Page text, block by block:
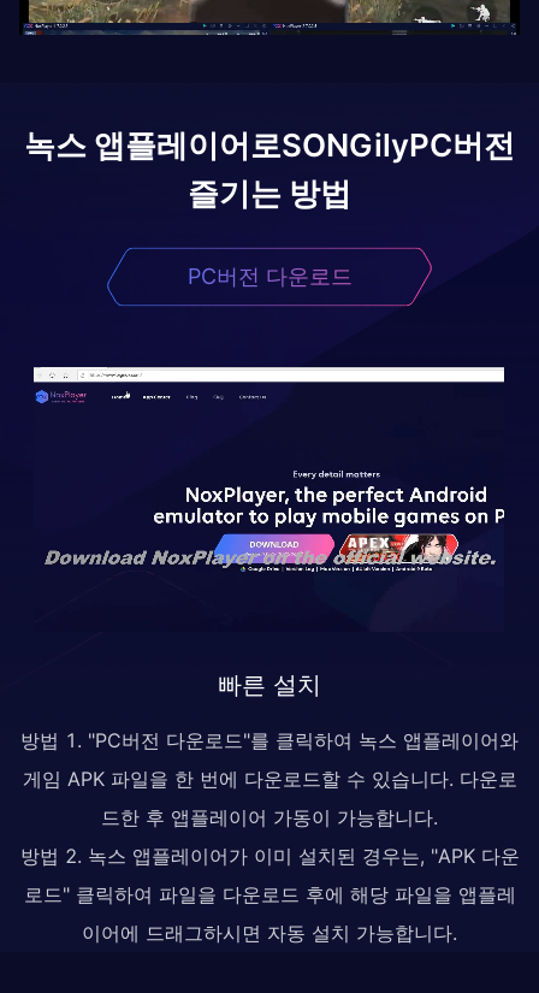
녹스 앱플레이어로SONGilyPC버전
즐기는 방법
PC버전 다운로드
빠른 설치
방법 1. "PC버전 다운로드"를 클릭하여 녹스 앱플레이어와
게임 APK 파일을 한 번에 다운로드할 수 있습니다. 다운로
드한 후 앱플레이어 가동이 가능합니다.
방법 2. 녹스 앱플레이어가 이미 설치된 경우는, "APK 다운
로드" 클릭하여 파일을 다운로드 후에 해당 파일을 앱플레
이어에 드래그하시면 자동 설치 가능합니다.